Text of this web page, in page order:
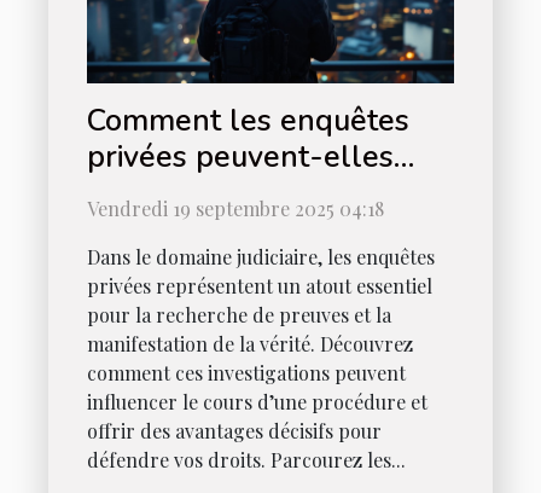
Comment les enquêtes
privées peuvent-elles
être utilisées en justice ?
Vendredi 19 septembre 2025 04:18
Dans le domaine judiciaire, les enquêtes
privées représentent un atout essentiel
pour la recherche de preuves et la
manifestation de la vérité. Découvrez
comment ces investigations peuvent
influencer le cours d’une procédure et
offrir des avantages décisifs pour
défendre vos droits. Parcourez les...